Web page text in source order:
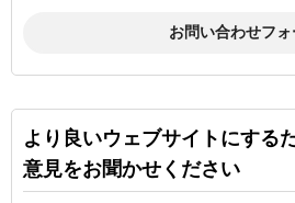
より良いウェブサイトにする
意見をお聞かせください